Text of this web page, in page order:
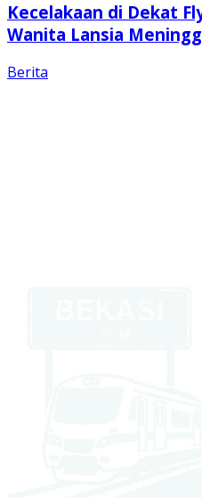
Kecelakaan di Dekat
Wanita Lansia
Berita